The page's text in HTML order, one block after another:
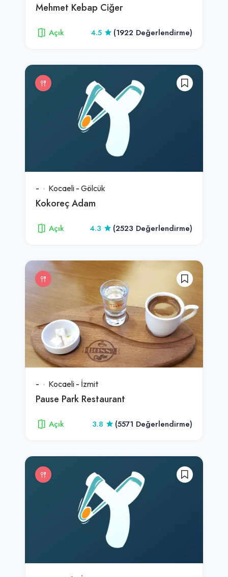
Mehmet Kebap Ciğer
Açık 4.5 (1922 Değerlendirme)
- Kocaeli - Gölcük
Kokoreç Adam
Açık 4.3 (2523 Değerlendirme)
- Kocaeli - İzmit
Pause Park Restaurant
Açık 3.8 (5571 Değerlendirme)